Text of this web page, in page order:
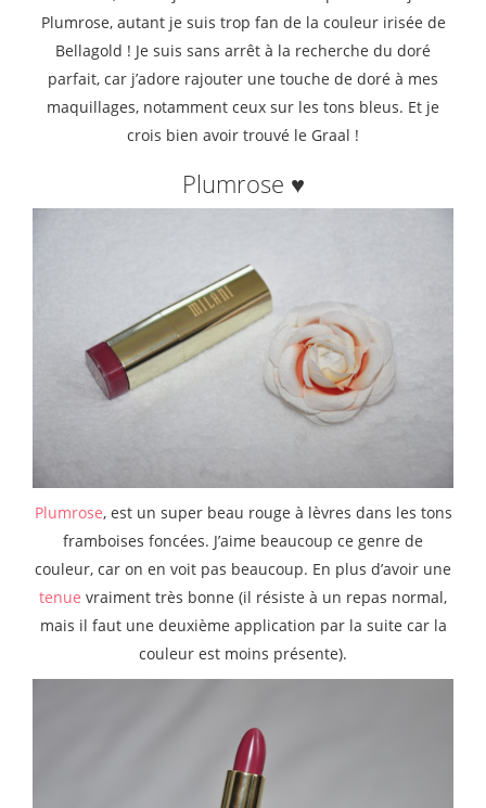
Plumrose, autant je suis trop fan de la couleur irisée de
Bellagold ! Je suis sans arrêt à la recherche du doré
parfait, car j’adore rajouter une touche de doré à mes
maquillages, notamment ceux sur les tons bleus. Et je
crois bien avoir trouvé le Graal !
Plumrose ♥
Plumrose, est un super beau rouge à lèvres dans les tons
framboises foncées. J’aime beaucoup ce genre de
couleur, car on en voit pas beaucoup. En plus d’avoir une
tenue vraiment très bonne (il résiste à un repas normal,
mais il faut une deuxième application par la suite car la
couleur est moins présente).